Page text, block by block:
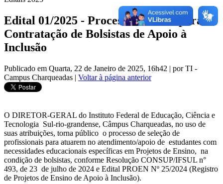
Edital 01/2025 - Processo Seletivo para
Contratação de Bolsistas de Apoio à
Inclusão
Publicado em Quarta, 22 de Janeiro de 2025, 16h42 | por TI -
Campus Charqueadas | Voltar à página anterior
O DIRETOR-GERAL do Instituto Federal de Educação, Ciência e
Tecnologia Sul-rio-grandense, Câmpus Charqueadas, no uso de
suas atribuições, torna público o processo de seleção de
profissionais para atuarem no atendimento/apoio de estudantes com
necessidades educacionais específicas em Projetos de Ensino, na
condição de bolsistas, conforme Resolução CONSUP/IFSUL n°
493, de 23 de julho de 2024 e Edital PROEN Nº 25/2024 (Registro
de Projetos de Ensino de Apoio à Inclusão).